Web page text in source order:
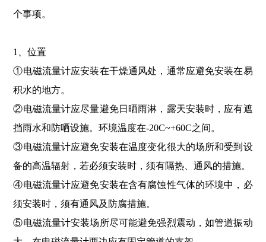
个事项。
1、位置
①电磁流量计应安装在干燥通风处，通常应避免安装在易
积水的地方。
②电磁流量计应尽量避免日晒雨淋，露天安装时，应有遮
挡雨水和防哂设施。环境温度在-20C~+60C之间。
③电磁流量计应避免安装在温度变化很大的场所和受到设
备的高温辐射，若必须安装时，须有隔热、通风的措施。
④电磁流量计应避免安装在含有腐蚀性气体的环境中，必
须安装时，须有通风及防腐措施。
⑤电磁流量计安装场所尽可能避免强烈震动，如管道振动